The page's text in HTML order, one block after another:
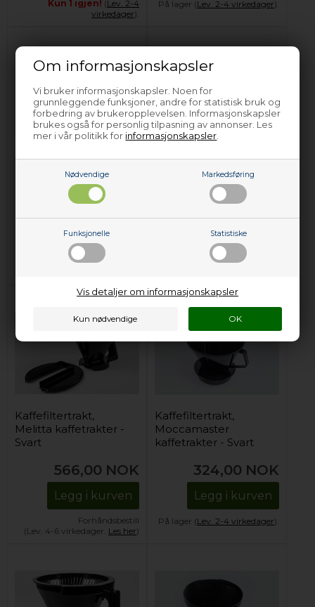
Om informasjonskapsler
Vi bruker informasjonskapsler. Noen for
grunnleggende funksjoner, andre for statistisk bruk og
forbedring av brukeropplevelsen. Informasjonskapsler
brukes også for personlig tilpasning av annonser. Les
mer i vår politikk for informasjonskapsler
Nødvendige Markedsføring
Funksjonelle Statistiske
Vis detaljer om informasjonskapsler
Kun 1 igjen! (Lev. 2-4
virkedager).
På lager (Lev. 2-4 virkedager).
Holder for filtertrakt,
Moccamaster
kaffetrakter - Svart
(rund bunn)
Legg i kurven
Kun 1 igjen!(
Kaffefiltertrakt,
Braun kaffetrakter
Legg i kurven
Forhåndsbestill
Kaffefiltertrakt,
Melitta kaffetrakter -
Svart
566,00 NOK
Legg i kurven
Forhåndsbestill
(Lev. 4-6 virkedager. Les her)
Kaffefiltertrakt,
Moccamaster
kaffetrakter - Svart
324,00 NOK
Legg i kurven
På lager (Lev. 2-4 virkedager).